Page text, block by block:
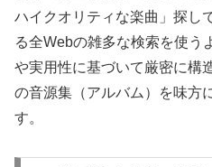
ハイクオリティな楽曲」探し
る全Webの雑多な検索を使う
や実用性に基づいて厳密に構
の音源集（アルバム）を味方
す。